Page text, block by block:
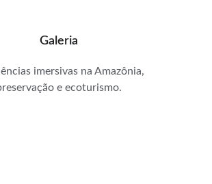
Galeria
imersivas na Amazônia,
e ecoturismo.